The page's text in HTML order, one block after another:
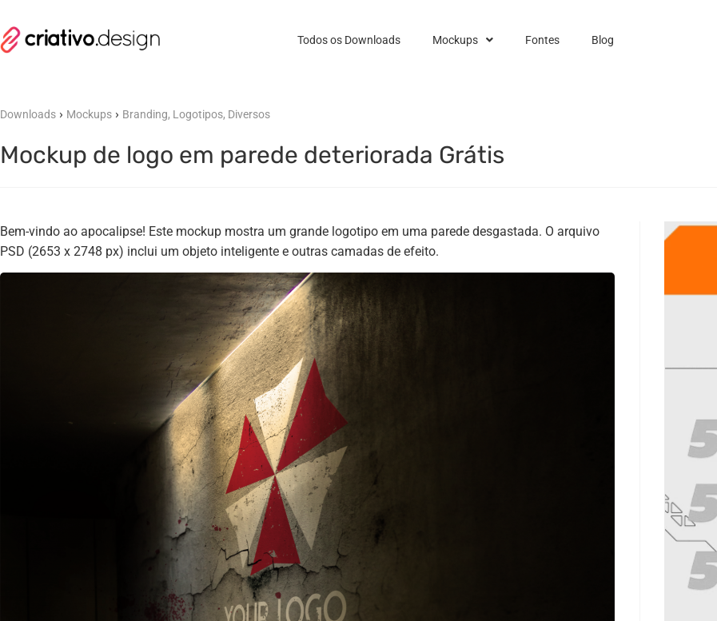
Todos os Downloads Mockups Fontes Blog
Downloads › Mockups › Branding, Logotipos, Diversos
Mockup de logo em parede deteriorada Grátis
Bem-vindo ao apocalipse! Este mockup mostra um grande logotipo em uma parede desgastada. O arquivo
PSD (2653 x 2748 px) inclui um objeto inteligente e outras camadas de efeito.